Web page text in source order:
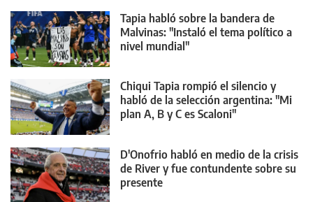
Tapia habló sobre la bandera de
Malvinas: "Instaló el tema político a
nivel mundial"
Chiqui Tapia rompió el silencio y
habló de la selección argentina: "Mi
plan A, B y C es Scaloni"
D'Onofrio habló en medio de la crisis
de River y fue contundente sobre su
presente